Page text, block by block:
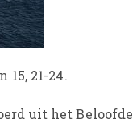
21-24.
uit het Beloofde